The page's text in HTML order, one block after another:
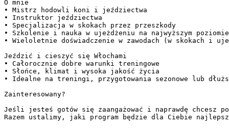
O mnie
• Mistrz hodowli koni i jeździectwa
• Instruktor jeździectwa
• Specjalizacja w skokach przez przeszkody
• Szkolenie i nauka w ujeżdżeniu na najwyższym
• Wieloletnie doświadczenie w zawodach (w skokach i
Jeździć i cieszyć się Włochami
• Całorocznie dobre warunki treningowe
• Słońce, klimat i wysoka jakość życia
• Idealne na treningi, przygotowania sezonowe lub
Zainteresowany?
Jeśli jesteś gotów się zaangażować i naprawdę
Razem ustalimy, jaki program będzie dla Ciebie